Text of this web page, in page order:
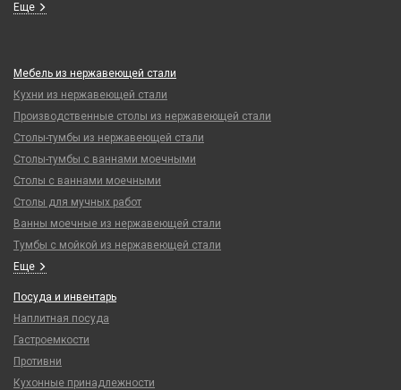
Еще
Мебель из нержавеющей стали
Кухни из нержавеющей стали
Производственные столы из нержавеющей стали
Столы-тумбы из нержавеющей стали
Столы-тумбы с ваннами моечными
Столы с ваннами моечными
Столы для мучных работ
Ванны моечные из нержавеющей стали
Тумбы с мойкой из нержавеющей стали
Еще
Посуда и инвентарь
Наплитная посуда
Гастроемкости
Противни
Кухонные принадлежности